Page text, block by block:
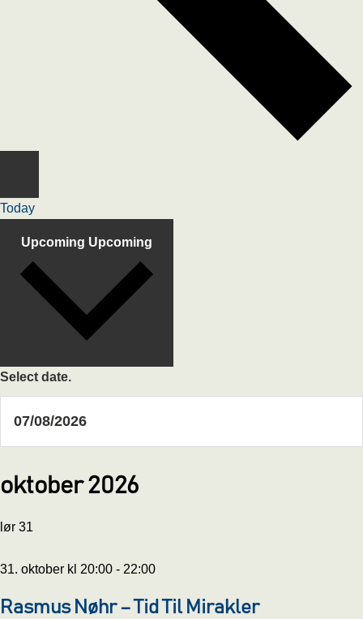
Today
Upcoming Upcoming
Select date.
oktober 2026
lør 31
31. oktober kl 20:00 - 22:00
Rasmus Nøhr – Tid Til Mirakler